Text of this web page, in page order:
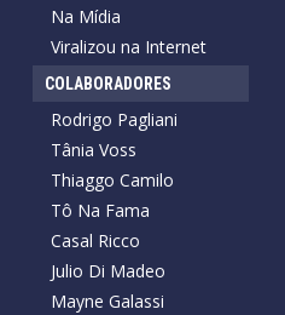
Na Mídia
Viralizou na Internet
COLABORADORES
Rodrigo Pagliani
Tânia Voss
Thiaggo Camilo
Tô Na Fama
Casal Ricco
Julio Di Madeo
Mayne Galassi